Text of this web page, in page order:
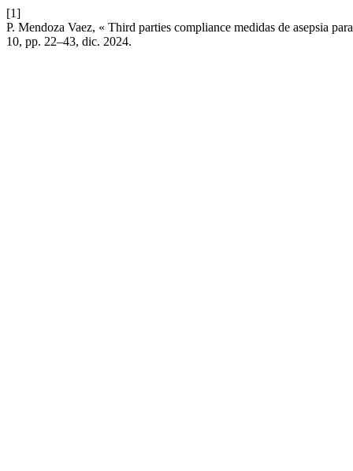
[1]
P. Mendoza Vaez, « Third parties compliance medidas de asepsia
10, pp. 22–43, dic. 2024.